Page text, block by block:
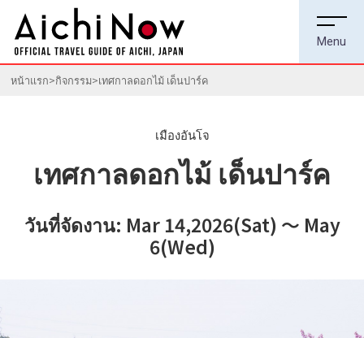
หน้าแรก กิจกรรม เทศกาลดอกไม้ เด็นปาร์ค
เมืองอันโจ
เทศกาลดอกไม้ เด็นปาร์ค
วันที่จัดงาน: Mar 14,2026(Sat) ～ May
6(Wed)